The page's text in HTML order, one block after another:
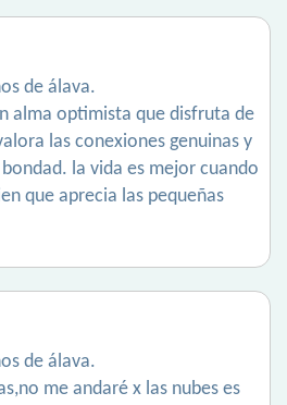
de álava.
alma optimista que disfruta de
las conexiones genuinas y
la vida es mejor cuando
que aprecia las pequeñas
de álava.
me andaré x las nubes es